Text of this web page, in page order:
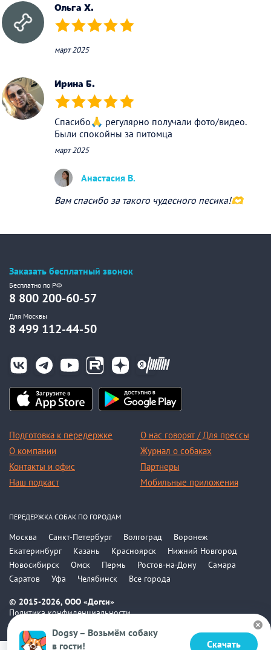
Dogsy – Возьмём собаку
в гости!
Скачать
Ольга Х.
(*) (*) (*) (*) (*)
март 2025
Ирина Б.
(*) (*) (*) (*) (*)
Спасибо🙏 регулярно получали фото/видео.
Были спокойны за питомца
март 2025
Анастасия В.
Вам спасибо за такого чудесного песика!🫶
Заказать бесплатный звонок
Бесплатно по РФ
8 800 200-60-57
Для Москвы
8 499 112-44-50
Подготовка к передержке
О компании
Контакты и офис
Наш подкаст
О нас говорят / Для прессы
Журнал о собаках
Партнеры
Мобильные приложения
© 2015-2026, ООО «Догси»
Политика конфиденциальности
Соглашение
ПЕРЕДЕРЖКА СОБАК ПО ГОРОДАМ
Москва Санкт-Петербург Волгоград
Воронеж
Екатеринбург
Казань Красноярск
Нижний Новгород
Новосибирск
Омск Пермь Ростов-на-Дону
Самара
Саратов
Уфа Челябинск Все города